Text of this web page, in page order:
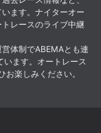
ます。ナイターオー
レースのライブ中継
体制でABEMAとも連
ます。オートレース
楽しみください。